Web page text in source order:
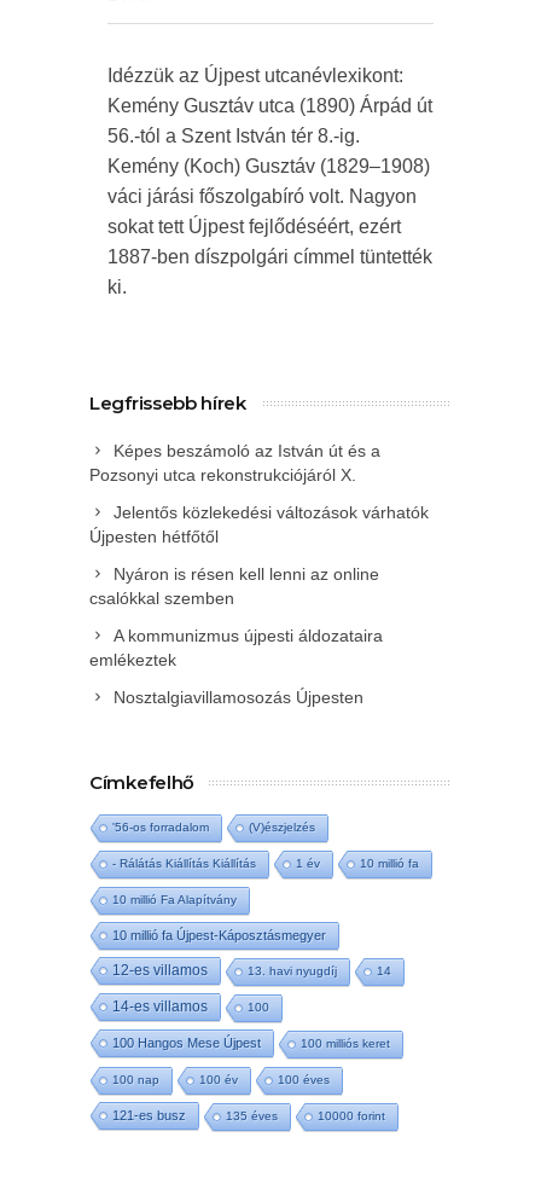
Idézzük az Újpest utcanévlexikont:
Kemény Gusztáv utca (1890) Árpád út
56.-tól a Szent István tér 8.-ig.
Kemény (Koch) Gusztáv (1829–1908)
váci járási főszolgabíró volt. Nagyon
sokat tett Újpest fejlődéséért, ezért
1887-ben díszpolgári címmel tüntették
ki.
Legfrissebb hírek
Képes beszámoló az István út és a
Pozsonyi utca rekonstrukciójáról X.
Jelentős közlekedési változások várhatók
Újpesten hétfőtől
Nyáron is résen kell lenni az online
csalókkal szemben
A kommunizmus újpesti áldozataira
emlékeztek
Nosztalgiavillamosozás Újpesten
Címkefelhő
'56-os forradalom (V)észjelzés
- Rálátás Kiállítás Kiállítás 1 év 10 millió fa
10 millió Fa Alapítvány
10 millió fa Újpest-Káposztásmegyer
12-es villamos 13. havi nyugdíj 14
14-es villamos 100
100 Hangos Mese Újpest 100 milliós keret
100 nap 100 év 100 éves
121-es busz 135 éves 10000 forint